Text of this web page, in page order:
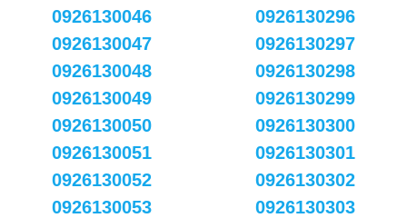
0926130046
0926130047
0926130048
0926130049
0926130050
0926130051
0926130052
0926130053
0926130296
0926130297
0926130298
0926130299
0926130300
0926130301
0926130302
0926130303